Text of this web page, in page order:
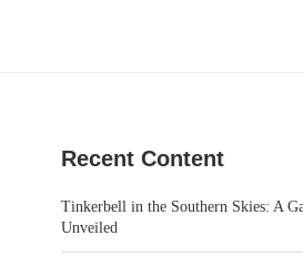
Recent Content
Tinkerbell in the Southern Skies: A
Unveiled